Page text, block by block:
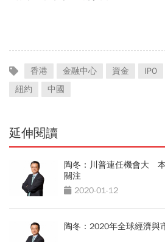
香港 金融中心 資金 IPO
紐約
中國
延伸閱讀
陶冬：川普連任機會大
關注
2020-01-12
陶冬：2020年全球經濟與